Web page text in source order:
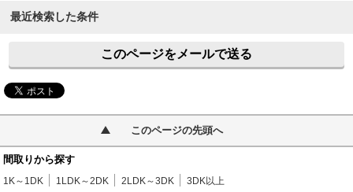
最近検索した条件
このページをメールで送る
このページの先頭へ
間取りから探す
1K～1DK 1LDK～2DK 2LDK～3DK 3DK以上